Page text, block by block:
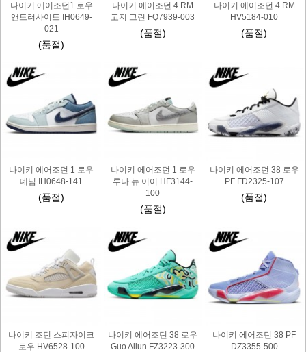
나이키 에어조던1 로우
앤트러사이트 IH0649-
021
(품절)
나이키 에어조던 4 RM
고지 그린 FQ7939-003
(품절)
나이키 에어조던 4 RM
HV5184-010
(품절)
나이키 에어조던 1 로우
데님 IH0648-141
(품절)
나이키 에어조던 1 로우
루나 뉴 이어 HF3144-
100
(품절)
나이키 에어조던 38 로우
PF FD2325-107
(품절)
나이키 조던 스피자이크
로우 HV6528-100
나이키 에어조던 38 로우
Guo Ailun FZ3223-300
나이키 에어조던 38 PF
DZ3355-500